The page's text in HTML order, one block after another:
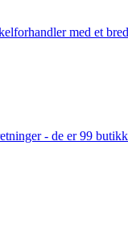
med et
- de er 99